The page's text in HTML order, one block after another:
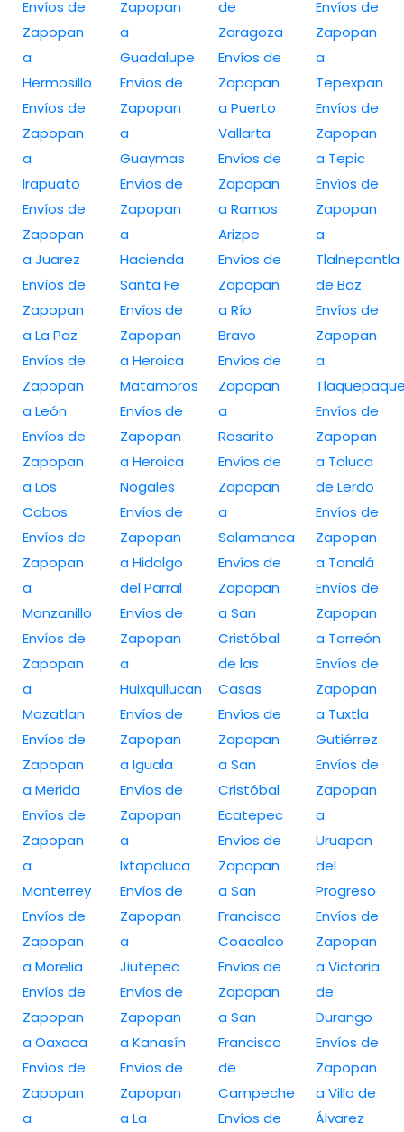
Envíos de
Zapopan
a
Hermosillo
Envíos de
Zapopan
a
Irapuato
Envíos de
Zapopan
a Juarez
Envíos de
Zapopan
a La Paz
Envíos de
Zapopan
a León
Envíos de
Zapopan
a Los
Cabos
Envíos de
Zapopan
a
Manzanillo
Envíos de
Zapopan
a
Mazatlan
Envíos de
Zapopan
a Merida
Envíos de
Zapopan
a
Monterrey
Envíos de
Zapopan
a Morelia
Envíos de
Zapopan
a Oaxaca
Envíos de
Zapopan
a
Zapopan
a
Guadalupe
Envíos de
Zapopan
a
Guaymas
Envíos de
Zapopan
a
Hacienda
Santa Fe
Envíos de
Zapopan
a Heroica
Matamoros
Envíos de
Zapopan
a Heroica
Nogales
Envíos de
Zapopan
a Hidalgo
del Parral
Envíos de
Zapopan
a
Huixquilucan
Envíos de
Zapopan
a Iguala
Envíos de
Zapopan
a
Ixtapaluca
Envíos de
Zapopan
a
Jiutepec
Envíos de
Zapopan
a Kanasín
Envíos de
Zapopan
a La
de
Zaragoza
Envíos de
Zapopan
a Puerto
Vallarta
Envíos de
Zapopan
a Ramos
Arizpe
Envíos de
Zapopan
a Río
Bravo
Envíos de
Zapopan
a
Rosarito
Envíos de
Zapopan
a
Salamanca
Envíos de
Zapopan
a San
Cristóbal
de las
Casas
Envíos de
Zapopan
a San
Cristóbal
Ecatepec
Envíos de
Zapopan
a San
Francisco
Coacalco
Envíos de
Zapopan
a San
Francisco
de
Campeche
Envíos de
Envíos de
Zapopan
a
Tepexpan
Envíos de
Zapopan
a Tepic
Envíos de
Zapopan
a
Tlalnepantla
de Baz
Envíos de
Zapopan
a
Envíos de
Zapopan
a Toluca
de Lerdo
Envíos de
Zapopan
a Tonalá
Envíos de
Zapopan
a Torreón
Envíos de
Zapopan
a Tuxtla
Gutiérrez
Envíos de
Zapopan
a
Uruapan
del
Progreso
Envíos de
Zapopan
a Victoria
de
Durango
Envíos de
Zapopan
a Villa de
Álvarez